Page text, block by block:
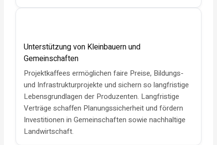
Unterstützung von Kleinbauern und
Gemeinschaften
Projektkaffees ermöglichen faire Preise, Bildungs-
und Infrastrukturprojekte und sichern so langfristige
Lebensgrundlagen der Produzenten. Langfristige
Verträge schaffen Planungssicherheit und fördern
Investitionen in Gemeinschaften sowie nachhaltige
Landwirtschaft.